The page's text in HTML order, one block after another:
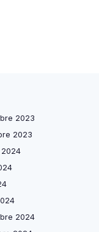
2023
2023
2024